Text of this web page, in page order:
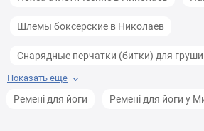
Шлемы боксерские в Николаев
Снарядные перчатки (битки) для
Перчатки MMA в Николаев
Показать еще
Ремені для йоги Ремені для йоги у